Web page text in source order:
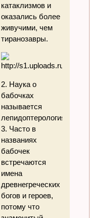
катаклизмов и
оказались более
живучими, чем
тиранозавры.
2. Наука о
бабочках
называется
лепидоптерология.
3. Часто в
названиях
бабочек
встречаются
имена
древнегреческих
богов и героев,
потому что